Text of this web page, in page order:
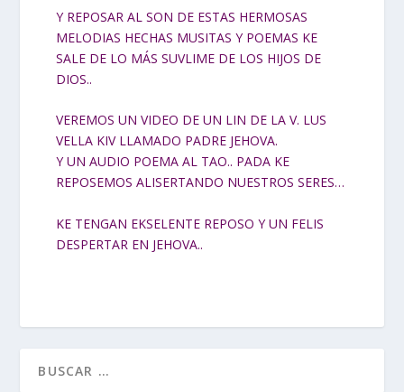
Y REPOSAR AL SON DE ESTAS HERMOSAS
MELODIAS HECHAS MUSITAS Y POEMAS KE
SALE DE LO MÁS SUVLIME DE LOS HIJOS DE
DIOS..
VEREMOS UN VIDEO DE UN LIN DE LA V. LUS
VELLA KIV LLAMADO PADRE JEHOVA.
Y UN AUDIO POEMA AL TAO.. PADA KE
REPOSEMOS ALISERTANDO NUESTROS SERES…
KE TENGAN EKSELENTE REPOSO Y UN FELIS
DESPERTAR EN JEHOVA..